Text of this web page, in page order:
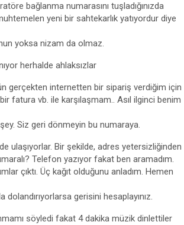
bağlanma numarasını tuşladığınızda
yeni bir sahtekarlık yatıyordur diye
yoksa nizam da olmaz.
herhalde ahlaksızlar
gerçekten internetten bir sipariş verdiğim için
fatura vb. ile karşılaşmam.. Asıl ilginci benim
Siz geri dönmeyin bu numaraya.
ulaşıyorlar. Bir şekilde, adres yetersizliğinden
Telefon yazıyor fakat ben aramadım.
çıktı. Üç kağıt olduğunu anladım. Hemen
gerisini hesaplayınız.
söyledi fakat 4 dakika müzik dinlettiler